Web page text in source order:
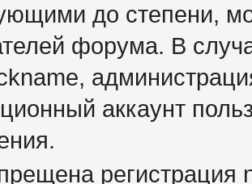
до степени,
форума. В
аккаунт
регистрация